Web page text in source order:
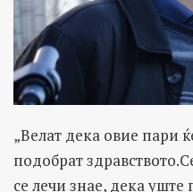
„Велат дека овие пари
подобрат
се лечи знае, дека